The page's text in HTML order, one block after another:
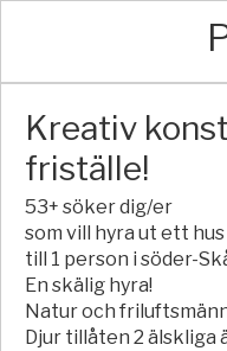
Kreativ
friställe!
53+ söker dig/er
som vill hyra ut ett hus
till 1 person i söder-
En skälig hyra!
Natur och
Djur tillåten 2